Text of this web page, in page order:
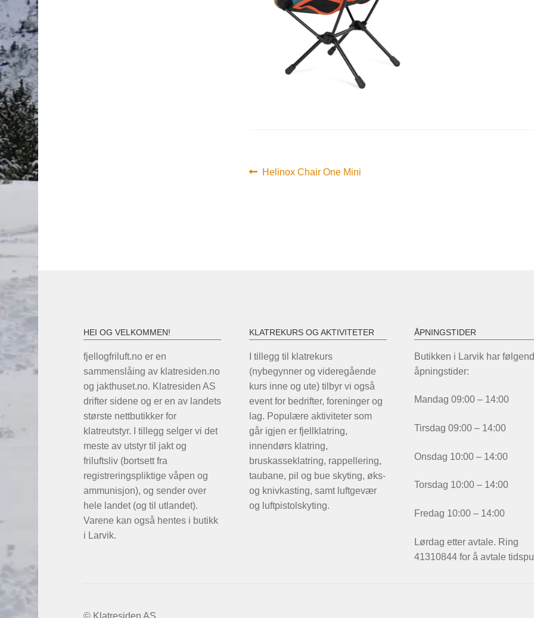
Innleggsnavigasjon
Forrige
Helinox Chair One Mini
HEI OG VELKOMMEN!
fjellogfriluft.no er en
sammenslåing av klatresiden.no
og jakthuset.no. Klatresiden AS
drifter sidene og er en av landets
største nettbutikker for
klatreutstyr. I tillegg selger vi det
meste av utstyr til jakt og
friluftsliv (bortsett fra
registreringspliktige våpen og
ammunisjon), og sender over
hele landet (og til utlandet).
Varene kan også hentes i butikk
i Larvik.
KLATREKURS OG AKTIVITETER
I tillegg til klatrekurs
(nybegynner og videregående
kurs inne og ute) tilbyr vi også
event for bedrifter, foreninger og
lag. Populære aktiviteter som
går igjen er fjellklatring,
innendørs klatring,
bruskasseklatring, rappellering,
taubane, pil og bue skyting, øks-
og knivkasting, samt luftgevær
og luftpistolskyting.
ÅPNINGSTIDER
Butikken i Larvik har
åpningstider:
Mandag 09:00 – 14:00
Tirsdag 09:00 – 14:00
Onsdag 10:00 – 14:00
Torsdag 10:00 – 14:00
Fredag 10:00 – 14:00
Lørdag etter avtale. Ring
41310844 for å avtale